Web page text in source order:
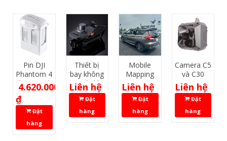
Pin DJI
Phantom 4
| 4 PRO |
4 RTK
(5870mAh
15.2V) |
Chính hãng
4.620.000
₫
Đặt
hàng
Thiết bị
bay không
người lái
Mavic 3E
Liên hệ
Đặt
hàng
Mobile
Mapping
Au20
Liên hệ
Đặt
hàng
Camera C5
và C30
Liên hệ
Đặt
hàng